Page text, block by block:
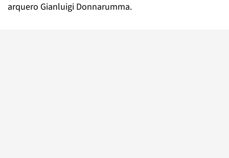
arquero Gianluigi Donnarumma.